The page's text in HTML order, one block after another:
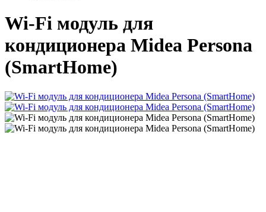
Wi-Fi модуль для
кондиционера Midea Persona
(SmartHome)